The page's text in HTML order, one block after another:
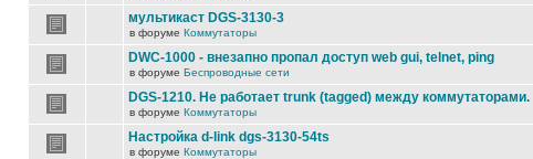
мультикаст DGS-3130-3
в форуме Коммутаторы
DWC-1000 - внезапно пропал доступ web gui, telnet, ping
в форуме Беспроводные сети
DGS-1210. Не работает trunk (tagged) между коммутаторами.
в форуме Коммутаторы
Настройка d-link dgs-3130-54ts
в форуме Коммутаторы